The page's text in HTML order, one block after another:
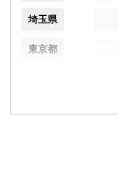
埼玉県
東京都